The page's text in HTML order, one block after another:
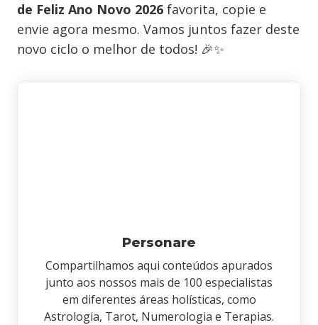
de Feliz Ano Novo 2026 favorita, copie e
envie agora mesmo. Vamos juntos fazer deste
novo ciclo o melhor de todos! 🎉✨
Personare
Compartilhamos aqui conteúdos apurados
junto aos nossos mais de 100 especialistas
em diferentes áreas holísticas, como
Astrologia, Tarot, Numerologia e Terapias.